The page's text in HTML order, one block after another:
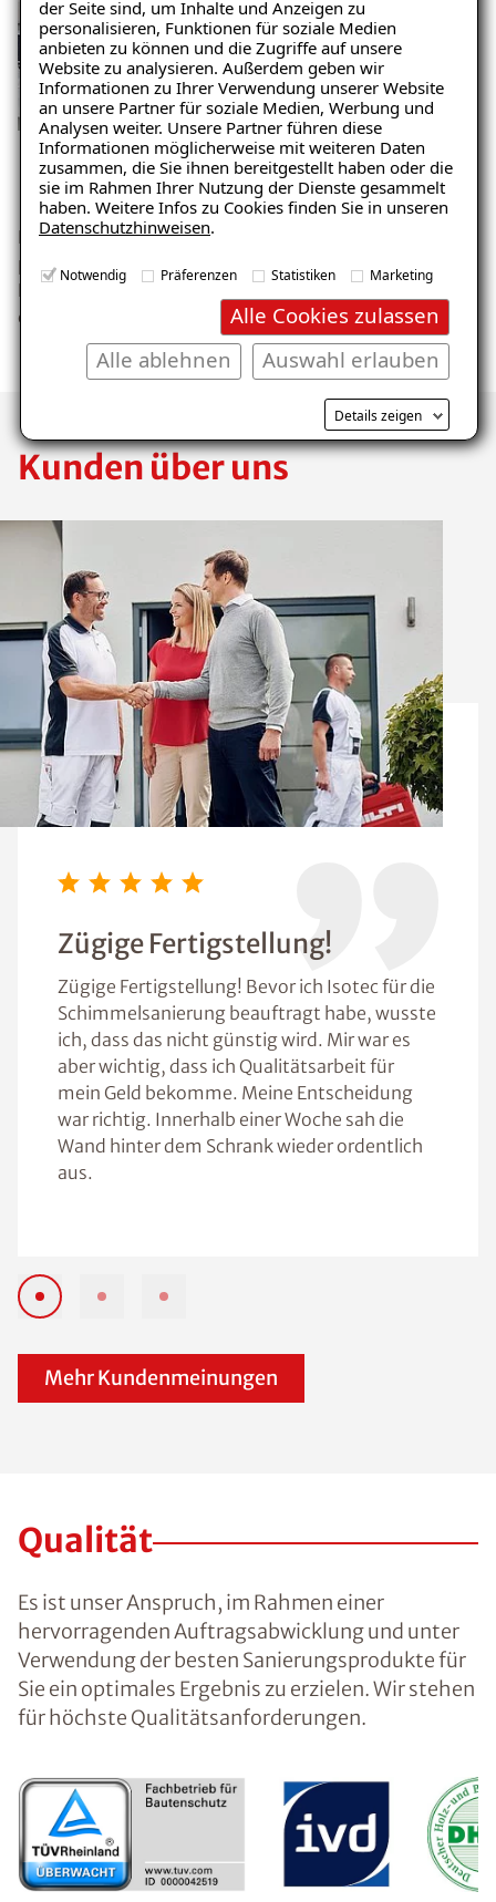
der Seite sind, um Inhalte und Anzeigen zu
personalisieren, Funktionen für soziale Medien
anbieten zu können und die Zugriffe auf unsere
Website zu analysieren. Außerdem geben wir
Informationen zu Ihrer Verwendung unserer Website
an unsere Partner für soziale Medien, Werbung und
Analysen weiter. Unsere Partner führen diese
Informationen möglicherweise mit weiteren Daten
zusammen, die Sie ihnen bereitgestellt haben oder die
sie im Rahmen Ihrer Nutzung der Dienste gesammelt
haben. Weitere Infos zu Cookies finden Sie in unseren
Datenschutzhinweisen.
Notwendig Präferenzen Statistiken Marketing
Alle Cookies zulassen
Auswahl erlauben
Alle ablehnen
Details zeigen
01
Ihre Anfrage an ISOTEC
Nehmen Sie zu uns Kontakt auf. Ganz gleich ob
per Telefon oder online per Email oder
Kontaktformular. Gemeinsam vereinbaren wir
dann einen Vororttermin zur Schadensanalyse.
Wir
Kunden über uns
Zügige Fertigstellung!
Zügige Fertigstellung! Bevor ich Isotec für die
Schimmelsanierung beauftragt habe, wusste
ich, dass das nicht günstig wird. Mir war es
aber wichtig, dass ich Qualitätsarbeit für
mein Geld bekomme. Meine Entscheidung
war richtig. Innerhalb einer Woche sah die
Wand hinter dem Schrank wieder ordentlich
aus.
Mehr Kundenmeinungen
Qualität
Es ist unser Anspruch, im Rahmen einer
hervorragenden Auftragsabwicklung und unter
Verwendung der besten Sanierungsprodukte für
Sie ein optimales Ergebnis zu erzielen. Wir stehen
für höchste Qualitätsanforderungen.